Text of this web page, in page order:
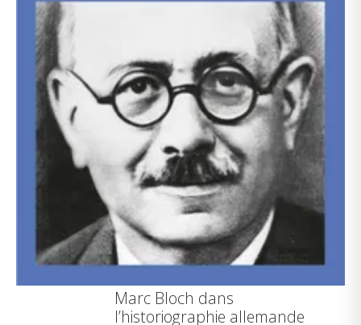
Marc Bloch dans
l’historiographie allemande